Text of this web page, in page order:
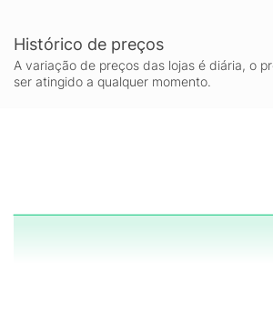
Histórico de preços
A variação de preços das lojas é diária, o
ser atingido a qualquer momento.